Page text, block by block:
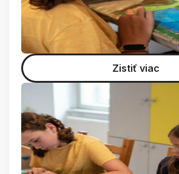
Zistiť viac